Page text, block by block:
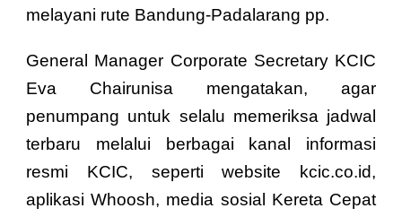
melayani rute Bandung-Padalarang pp.
General Manager Corporate Secretary KCIC
Eva Chairunisa mengatakan, agar
penumpang untuk selalu memeriksa jadwal
terbaru melalui berbagai kanal informasi
resmi KCIC, seperti website kcic.co.id,
aplikasi Whoosh, media sosial Kereta Cepat